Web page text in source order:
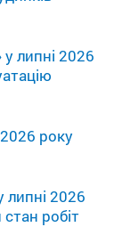
липні 2026
року
липні 2026
робіт